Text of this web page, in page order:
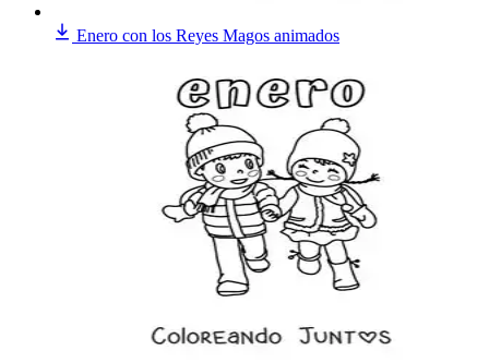
Enero con los Reyes Magos animados